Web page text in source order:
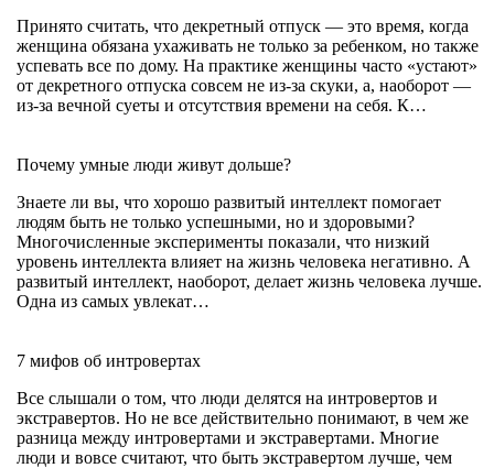
Принято считать, что декретный отпуск — это время, когда
женщина обязана ухаживать не только за ребенком, но также
успевать все по дому. На практике женщины часто «устают»
от декретного отпуска совсем не из-за скуки, а, наоборот —
из-за вечной суеты и отсутствия времени на себя. К…
Почему умные люди живут дольше?
Знаете ли вы, что хорошо развитый интеллект помогает
людям быть не только успешными, но и здоровыми?
Многочисленные эксперименты показали, что низкий
уровень интеллекта влияет на жизнь человека негативно. А
развитый интеллект, наоборот, делает жизнь человека лучше.
Одна из самых увлекат…
7 мифов об интровертах
Все слышали о том, что люди делятся на интровертов и
экстравертов. Но не все действительно понимают, в чем же
разница между интровертами и экстравертами. Многие
люди и вовсе считают, что быть экстравертом лучше, чем